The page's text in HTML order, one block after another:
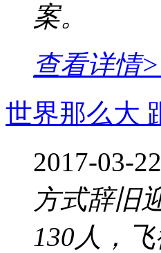
案。
查看详情
世界那么大
2017-03-22
方式辞旧
130人，